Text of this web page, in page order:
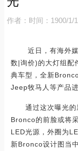
作者： 时间：1900/1/
近日，有海外媒
数|询价)的大灯组配
典车型，全新
Jeep牧马人等产品进
通过这次曝光的
Bronco的前脸或将
LED光源，外圈为
新Bronco设计图当